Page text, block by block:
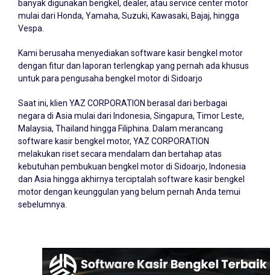
banyak digunakan bengkel, dealer, atau service center motor
mulai dari Honda, Yamaha, Suzuki, Kawasaki, Bajaj, hingga
Vespa.
Kami berusaha menyediakan software kasir bengkel motor
dengan fitur dan laporan terlengkap yang pernah ada khusus
untuk para pengusaha bengkel motor di Sidoarjo
Saat ini, klien YAZ CORPORATION berasal dari berbagai
negara di Asia mulai dari Indonesia, Singapura, Timor Leste,
Malaysia, Thailand hingga Filiphina. Dalam merancang
software kasir bengkel motor, YAZ CORPORATION
melakukan riset secara mendalam dan bertahap atas
kebutuhan pembukuan bengkel motor di Sidoarjo, Indonesia
dan Asia hingga akhirnya terciptalah software kasir bengkel
motor dengan keunggulan yang belum pernah Anda temui
sebelumnya.